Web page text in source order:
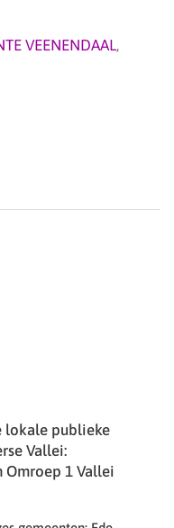
VEENENDAAL,
lokale publieke
Vallei:
Omroep 1 Vallei